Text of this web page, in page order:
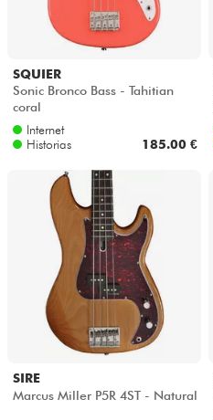
SQUIER
Sonic Bronco Bass - Tahitian
coral
Internet
Historias
185.00 €
SIRE
Marcus Miller P5R 4ST - Natural